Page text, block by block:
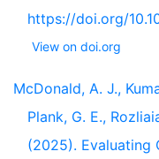
https://doi.org/
View on doi.org
McDonald, A. J.,
Plank, G. E.,
(2025). Evaluating